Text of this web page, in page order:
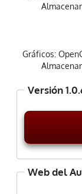
Gráficos:
Versión
Web del